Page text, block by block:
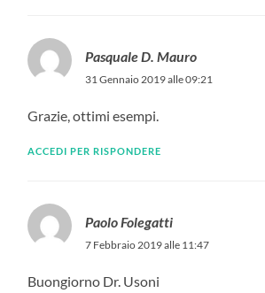
Pasquale D. Mauro
31 Gennaio 2019 alle 09:21
Grazie, ottimi esempi.
ACCEDI PER RISPONDERE
Paolo Folegatti
7 Febbraio 2019 alle 11:47
Buongiorno Dr. Usoni